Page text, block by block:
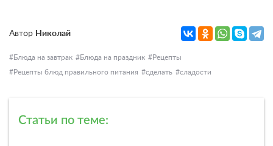
Автор Николай
Блюда на завтрак Блюда на праздник
Рецепты
Рецепты блюд правильного питания
сделать сладости
Статьи по теме: